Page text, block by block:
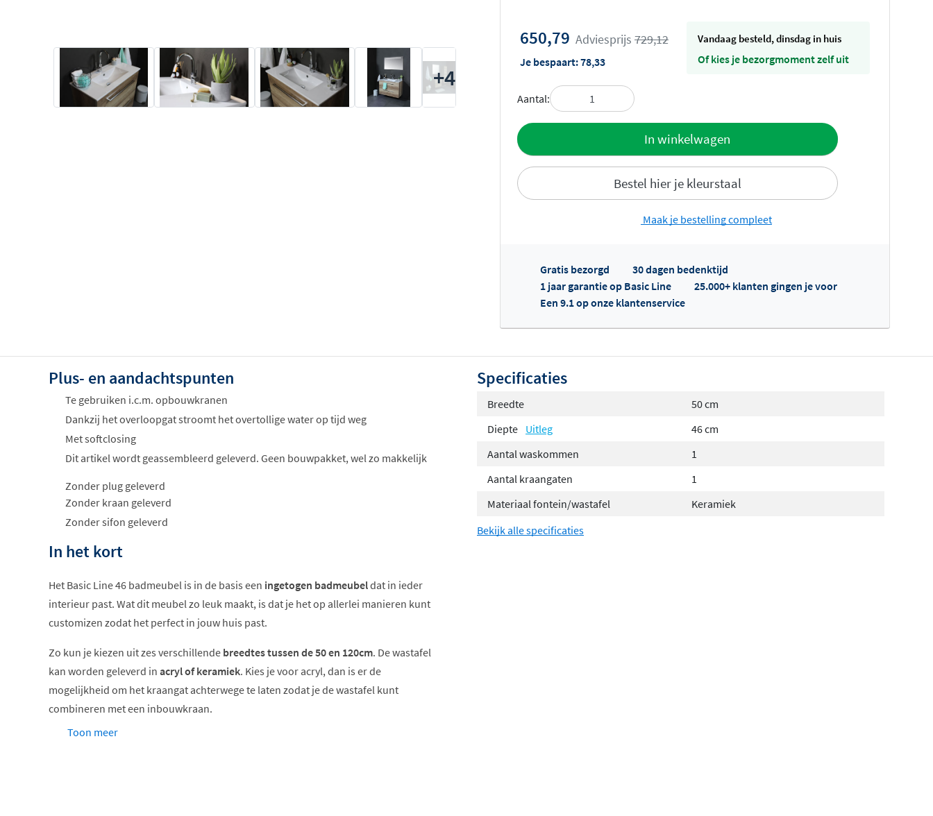
+4
650,79 Adviesprijs 729,12
Je bespaart:78,33
vandaag besteld, dinsdag in huis
Of kies je bezorgmoment zelf uit
Aantal:
In winkelwagen
Bestel hier je kleurstaal
Toevoegen aan offerte
Offertes ophalen...
Maak je bestelling compleet
Gratis bezorgd
30 dagen bedenktijd
1 jaar garantie op Basic Line
25.000+ klanten gingen je voor
Een 9.1 op onze klantenservice
Plus- en aandachtspunten
Te gebruiken i.c.m. opbouwkranen
Dankzij het overloopgat stroomt het overtollige water op tijd weg
Met softclosing
Dit artikel wordt geassembleerd geleverd. Geen bouwpakket, wel zo makkelijk
Zonder plug geleverd
Zonder kraan geleverd
Zonder sifon geleverd
In het kort
Het Basic Line 46 badmeubel is in de basis een ingetogen badmeubeldat in ieder
interieur past. Wat dit meubel zo leuk maakt, is dat je het op allerlei manieren kunt
customizen zodat het perfect in jouw huis past.
Zo kun je kiezen uit zes verschillende breedtes tussen de 50 en 120cm. De wastafel
kan worden geleverd in acryl of keramiek. Kies je voor acryl, dan is er de
mogelijkheid om het kraangat achterwege te laten zodat je de wastafel kunt
combineren met een inbouwkraan.
De MDF onderkast met twee lades is beschikbaar in drie kleuren:
Toon meer
Specificaties
Breedte
50 cm
Diepte Uitleg
46 cm
Aantal waskommen
1
Aantal kraangaten
1
Materiaal fontein/wastafel
Keramiek
Bekijk alle specificaties